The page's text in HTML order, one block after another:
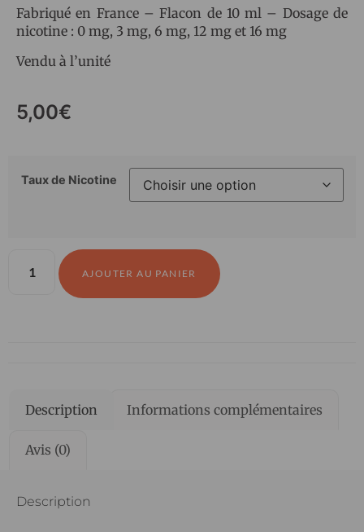
Fabriqué en France – Flacon de 10 ml – Dosage de
nicotine : 0 mg, 3 mg, 6 mg, 12 mg et 16 mg
Vendu à l’unité
5,00€
Taux de Nicotine
AJOUTER AU PANIER
Description Informations complémentaires
Avis (0)
Description